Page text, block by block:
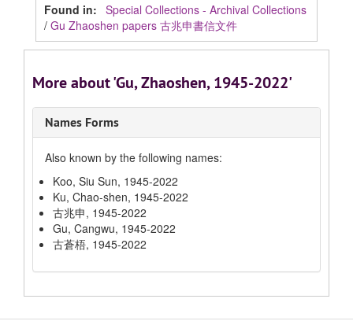
Found in: Special Collections - Archival Collections
/ Gu Zhaoshen papers 古兆申書信文件
More about 'Gu, Zhaoshen, 1945-2022'
Names Forms
Also known by the following names:
Koo, Siu Sun, 1945-2022
Ku, Chao-shen, 1945-2022
古兆申, 1945-2022
Gu, Cangwu, 1945-2022
古蒼梧, 1945-2022